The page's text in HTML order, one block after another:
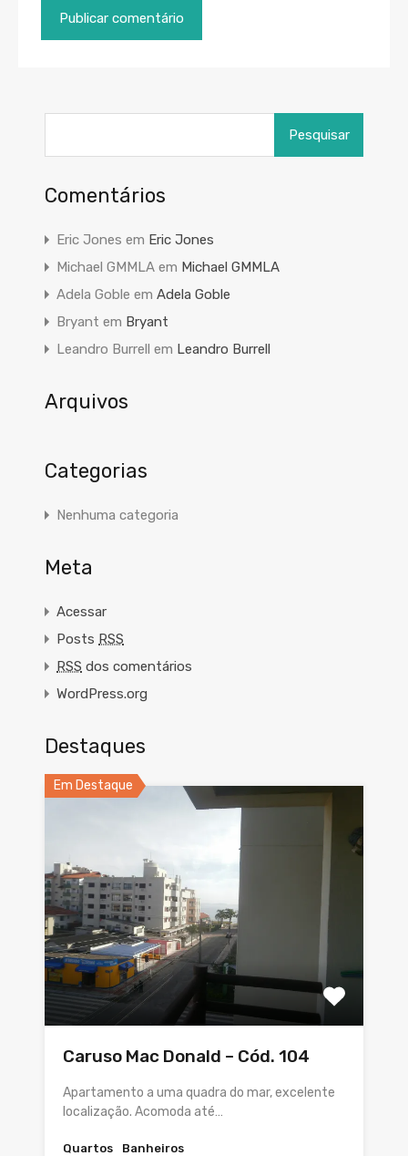
por:
Comentários
Eric Jones em Eric Jones
Michael GMMLA em Michael GMMLA
Adela Goble em Adela Goble
Bryant em Bryant
Leandro Burrell em Leandro Burrell
Arquivos
Categorias
Nenhuma categoria
Meta
Acessar
Posts RSS
RSS dos comentários
WordPress.org
Destaques
Em Destaque
Caruso Mac Donald – Cód. 104
Apartamento a uma quadra do mar, excelente
localização. Acomoda até…
Quartos
Banheiros